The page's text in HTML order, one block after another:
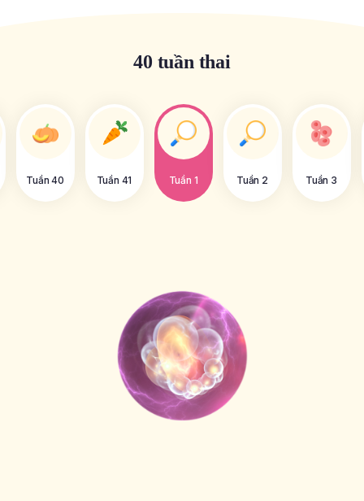
40 tuần thai
Tuần 40 Tuần 41 Tuần 1 Tuần 2 Tuần 3